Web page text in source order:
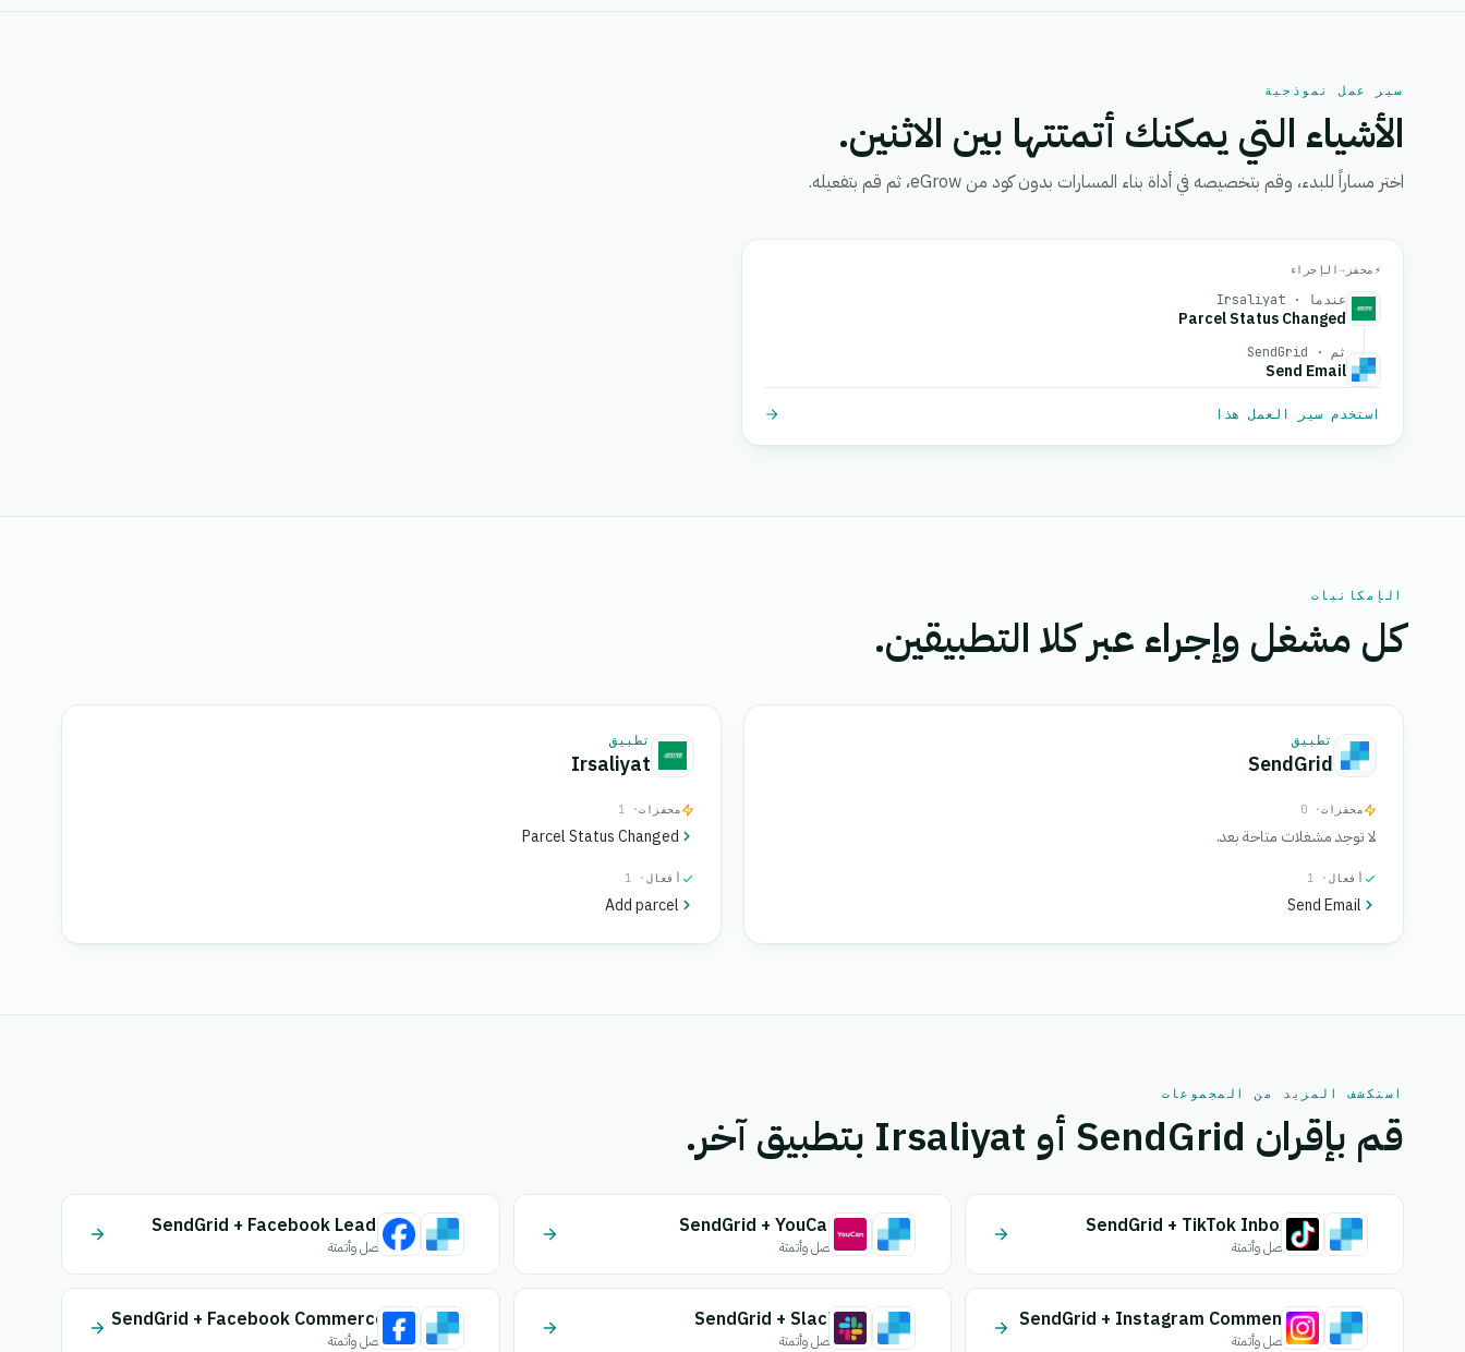
سير عمل نموذجية
الأشياء التي يمكنك أتمتتها بين الاثنين.
اختر مساراً للبدء، وقم بتخصيصه في أداة بناء المسارات بدون كود من eGrow، ثم قم بتفعيله.
⚡ محفز →الإجراء
عندما · Irsaliyat
Parcel Status Changed
ثم · SendGrid
Send Email
استخدم سير العمل هذا
الإمكانيات
كل مشغل وإجراء عبر كلا التطبيقين.
تطبيق
SendGrid
محفزات· 0
لا توجد مشغلات متاحة بعد.
أفعال · 1
Send Email
تطبيق
Irsaliyat
محفزات· 1
Parcel Status Changed
أفعال · 1
Add parcel
استكشف المزيد من المجموعات
قم بإقران SendGrid أو Irsaliyat بتطبيق آخر.
SendGrid + TikTok Inbox
اتصل وأتمتة
SendGrid + YouCan
اتصل وأتمتة
SendGrid + Facebook Leads
اتصل وأتمتة
SendGrid + Instagram Comment
اتصل وأتمتة
SendGrid + Slack
اتصل وأتمتة
SendGrid + Facebook Commerce
اتصل وأتمتة